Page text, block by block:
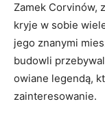
Zamek Corvinów,
kryje w sobie
jego znanymi
budowli
owiane legendą,
zainteresowanie.